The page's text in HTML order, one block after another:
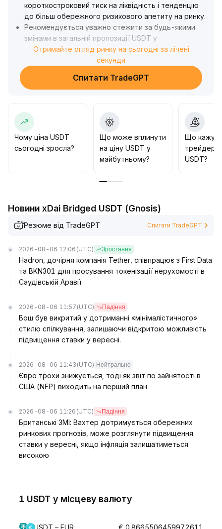
короткостроковий тиск на ліквідність і тенденцію
до більш обережного ризикового апетиту на ринку.
Рекомендується уважно стежити за будь-якими
змінами в загальній пропозиції USDT у
короткостроковій перспективі, які можуть
спричинити ризики ліквідності
Водночас, на основних блокчейнах, таких як TRON,
попит на USDT та активність застосувань
На рівні регулювання, прискорення законодавчих
ініціатив у США і підтримка провідних установ
багатовалютної екосистеми сприяє відновленню
довіри ринку.
Стратегічна рекомендація: у короткостроковій
коливань і потенційних шоків ліквідності; у
відхиленні ціни від прив'язки розумно розглядати
можливість купівлі на падінні
Отримайте огляд ринку на сьогодні за лічені
секунди
Спитати TradeGPT
Чому ціна USDT
сьогодні зросла?
Що може вплинути
на ціну USDT у
майбутньому?
Що
трейдери
USDT?
Новини xDai Bridged USDT (Gnosis)
Резюме від TradeGPT Спитати TradeGPT
2026-08-06 12:06 (UTC) Зростання
Hadron, дочірня компанія Tether, співпрацює з First Data
та BKN301 для просування токенізації нерухомості в
Саудівській Аравії.
2026-08-06 11:57 (UTC) Падіння
Вош був викритий у дотриманні «мінімалістичного»
стилю спілкування, залишаючи відкритою можливість
підвищення ставки у вересні.
2026-08-06 11:43 (UTC) Нейтрально
Євро трохи знижується, тоді як звіт по зайнятості в
США (NFP) виходить на перший план
2026-08-06 11:26 (UTC) Падіння
Британські ЗМІ: Вахтер дотримується обережних
ринкових прогнозів, може розглянути підвищення
ставки у вересні, якщо інфляція залишатиметься
високою
1 USDT у місцеву валюту
USDT – EUR € 0.8665506459972611